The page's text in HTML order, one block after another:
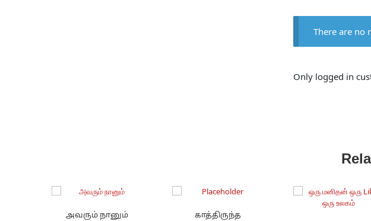
There are no
Only logged in
அவரும் நானும்
காத்திருந்த